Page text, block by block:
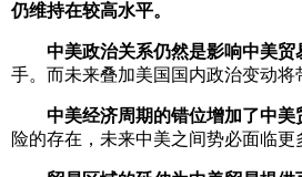
仍维持在较高水平。
中美政治关系仍然是影响中美贸
手。而未来叠加美国国内政治变动
中美经济周期的错位增加了中美
险的存在，未来中美之间势必面临更